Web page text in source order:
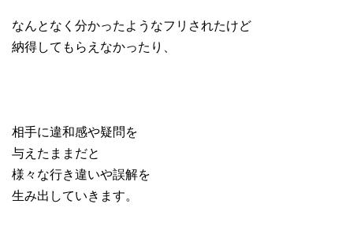
なんとなく分かったようなフリされたけど
納得してもらえなかったり、
相手に違和感や疑問を
与えたままだと
様々な行き違いや誤解を
生み出していきます。